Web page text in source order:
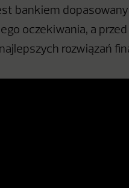
bankiem
oczekiwania, a
rozwiązań